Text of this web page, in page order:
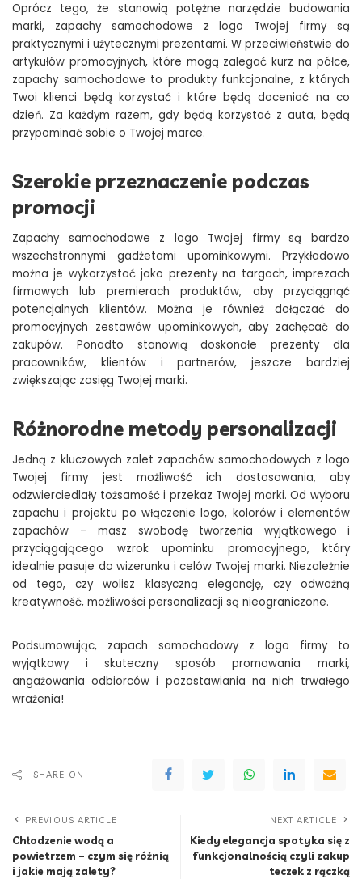
Oprócz tego, że stanowią potężne narzędzie budowania
marki, zapachy samochodowe z logo Twojej firmy są
praktycznymi i użytecznymi prezentami. W przeciwieństwie do
artykułów promocyjnych, które mogą zalegać kurz na półce,
zapachy samochodowe to produkty funkcjonalne, z których
Twoi klienci będą korzystać i które będą doceniać na co
dzień. Za każdym razem, gdy będą korzystać z auta, będą
przypominać sobie o Twojej marce.
Szerokie przeznaczenie podczas
promocji
Zapachy samochodowe z logo Twojej firmy są bardzo
wszechstronnymi gadżetami upominkowymi. Przykładowo
można je wykorzystać jako prezenty na targach, imprezach
firmowych lub premierach produktów, aby przyciągnąć
potencjalnych klientów. Można je również dołączać do
promocyjnych zestawów upominkowych, aby zachęcać do
zakupów. Ponadto stanowią doskonałe prezenty dla
pracowników, klientów i partnerów, jeszcze bardziej
zwiększając zasięg Twojej marki.
Różnorodne metody personalizacji
Jedną z kluczowych zalet zapachów samochodowych z logo
Twojej firmy jest możliwość ich dostosowania, aby
odzwierciedlały tożsamość i przekaz Twojej marki. Od wyboru
zapachu i projektu po włączenie logo, kolorów i elementów
zapachów – masz swobodę tworzenia wyjątkowego i
przyciągającego wzrok upominku promocyjnego, który
idealnie pasuje do wizerunku i celów Twojej marki. Niezależnie
od tego, czy wolisz klasyczną elegancję, czy odważną
kreatywność, możliwości personalizacji są nieograniczone.
Podsumowując, zapach samochodowy z logo firmy to
wyjątkowy i skuteczny sposób promowania marki,
angażowania odbiorców i pozostawiania na nich trwałego
wrażenia!
SHARE ON
PREVIOUS ARTICLE
Chłodzenie wodą a
powietrzem – czym się różnią
i jakie mają zalety?
NEXT ARTICLE
Kiedy elegancja spotyka się z
funkcjonalnością czyli zakup
teczek z rączką